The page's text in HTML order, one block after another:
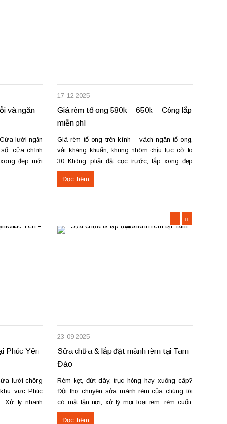
và ngăn
lưới ngăn
cửa chính
đẹp mới
– lắp đặt tận
17-12-2025
Giá rèm tổ ong 580k – 650k – Công lắp
miễn phí
Giá rèm tổ ong trên kính – vách ngăn tổ ong,
vải kháng khuẩn, khung nhôm chịu lực cỡ to
30 Không phải đặt cọc trước, lắp xong đẹp
mới thanh toán. Mang mẫu đến tận nơi tư vấn,
đo đạc, lắp đặt – sửa chữa mọi số lượng...
Đọc thêm
Phúc Yên
lưới chống
vực Phúc
Xử lý nhanh
rách lưới,
23-09-2025
Sửa chữa & lắp đặt mành rèm tại Tam
Đảo
Rèm kẹt, đứt dây, trục hỏng hay xuống cấp?
Đội thợ chuyên sửa mành rèm của chúng tôi
có mặt tận nơi, xử lý mọi loại rèm: rèm cuốn,
rèm vải, rèm cầu vồng, rèm gỗ, rèm lá dọc.
Đọc thêm